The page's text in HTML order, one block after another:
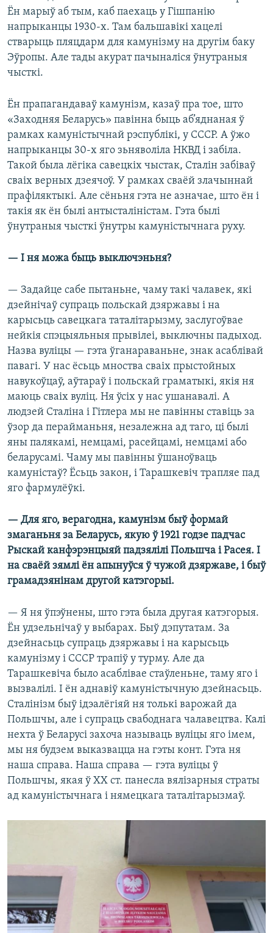
Ён марыў аб тым, каб паехаць у Гішпанію
напрыканцы 1930-х. Там бальшавікі хацелі
стварыць пляцдарм для камунізму на другім баку
Эўропы. Але тады акурат пачыналіся ўнутраныя
чысткі.
Ён прапагандаваў камунізм, казаў пра тое, што
«Заходняя Беларусь» павінна быць аб’яднаная ў
рамках камуністычнай рэспублікі, у СССР. А ўжо
напрыканцы 30-х яго зьняволіла НКВД і забіла.
Такой была лёгіка савецкіх чыстак, Сталін забіваў
сваіх верных дзеячоў. У рамках сваёй злачыннай
прафіляктыкі. Але сёньня гэта не азначае, што ён і
такія як ён былі антысталіністам. Гэта былі
ўнутраныя чысткі ўнутры камуністычнага руху.
— І ня можа быць выключэньня?
— Задайце сабе пытаньне, чаму такі чалавек, які
дзейнічаў супраць польскай дзяржавы і на
карысьць савецкага таталітарызму, заслугоўвае
нейкія спэцыяльныя прывілеі, выключны падыход.
Назва вуліцы — гэта ўганараваньне, знак асаблівай
павагі. У нас ёсьць мноства сваіх прыстойных
навукоўцаў, аўтараў і польскай граматыкі, якія ня
маюць сваіх вуліц. Ня ўсіх у нас ушанавалі. А
людзей Сталіна і Гітлера мы не павінны ставіць за
ўзор да перайманьня, незалежна ад таго, ці былі
яны палякамі, немцамі, расейцамі, немцамі або
беларусамі. Чаму мы павінны ўшаноўваць
камуністаў? Ёсьць закон, і Тарашкевіч трапляе пад
яго фармулёўкі.
— Для яго, верагодна, камунізм быў формай
змаганьня за Беларусь, якую ў 1921 годзе падчас
Рыскай канфэрэнцыяй падзялілі Польшча і Расея. І
на сваёй зямлі ён апынуўся ў чужой дзяржаве, і быў
грамадзянінам другой катэгорыі.
— Я ня ўпэўнены, што гэта была другая катэгорыя.
Ён удзельнічаў у выбарах. Быў дэпутатам. За
дзейнасьць супраць дзяржавы і на карысьць
камунізму і СССР трапіў у турму. Але да
Тарашкевіча было асаблівае стаўленьне, таму яго і
вызвалілі. І ён аднавіў камуністычную дзейнасьць.
Сталінізм быў ідэалёгіяй ня толькі варожай да
Польшчы, але і супраць свабоднага чалавецтва. Калі
нехта ў Беларусі захоча называць вуліцы яго імем,
мы ня будзем выказвацца на гэты конт. Гэта ня
наша справа. Наша справа — гэта вуліцы ў
Польшчы, якая ў XX ст. панесла вялізарныя страты
ад камуністычнага і нямецкага таталітарызмаў.